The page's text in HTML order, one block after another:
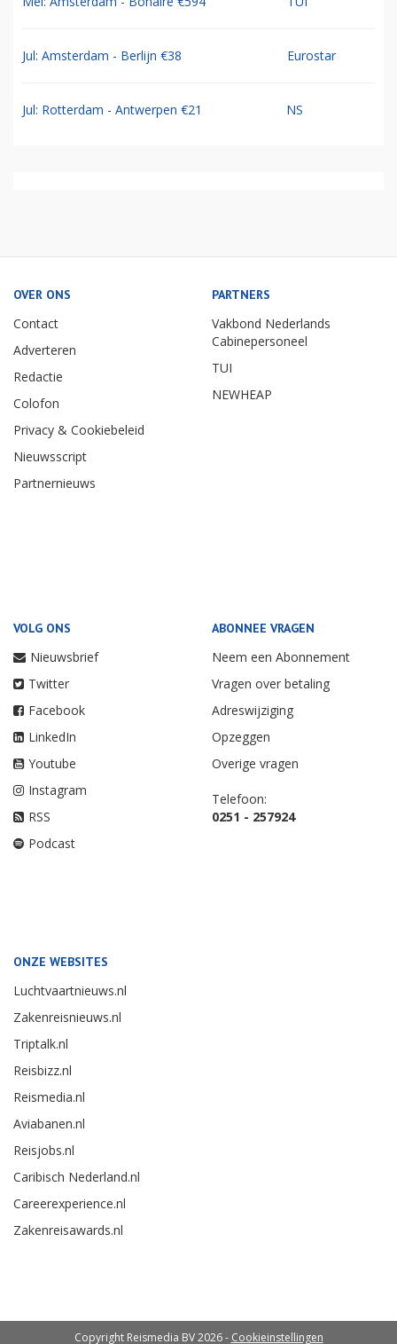
Jul: Amsterdam - Berlijn €38 Eurostar
Jul: Rotterdam - Antwerpen €21 NS
OVER ONS
Contact
Adverteren
Redactie
Colofon
Privacy & Cookiebeleid
Nieuwsscript
Partnernieuws
PARTNERS
Vakbond Nederlands
Cabinepersoneel
TUI
NEWHEAP
VOLG ONS
Nieuwsbrief
Twitter
Facebook
LinkedIn
Youtube
Instagram
RSS
Podcast
ABONNEE VRAGEN
Neem een Abonnement
Vragen over betaling
Adreswijziging
Opzeggen
Overige vragen
Telefoon:
0251 - 257924
ONZE WEBSITES
Luchtvaartnieuws.nl
Zakenreisnieuws.nl
Triptalk.nl
Reisbizz.nl
Reismedia.nl
Aviabanen.nl
Reisjobs.nl
Caribisch Nederland.nl
Careerexperience.nl
Zakenreisawards.nl
Copyright Reismedia BV 2026 - Cookieinstellingen